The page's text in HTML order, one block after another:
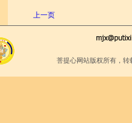
上一页
菩提心网站版权所有，